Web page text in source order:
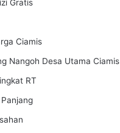
Gratis
Ciamis
Nangoh Desa Utama Ciamis
RT